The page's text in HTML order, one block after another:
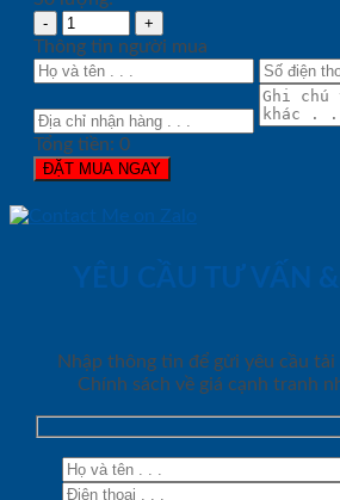
Thông tin người mua
Tổng tiền: 0
ĐẶT MUA NGAY
YÊU CẦU TƯ VẤN
Nhập thông tin để gửi yêu cầu tải
Chính sách về giá cạnh tranh